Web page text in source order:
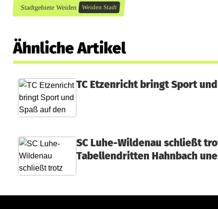
Stadtgebiete Weiden Weiden Stadt
Ähnliche Artikel
TC Etzenricht bringt Sport
SC Luhe-Wildenau schließt
Tabellendritten Hahnbach